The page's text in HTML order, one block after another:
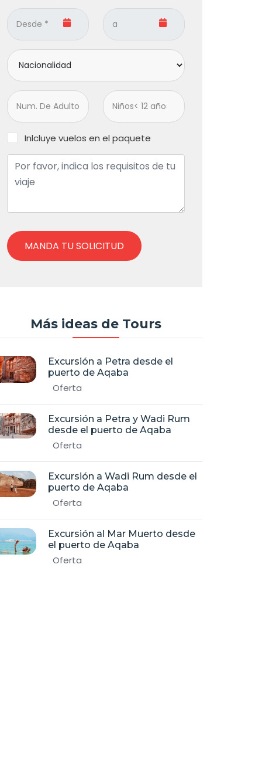
Inlcluye vuelos en el paquete
MANDA TU SOLICITUD
Más ideas de Tours
Excursión a Petra desde el
puerto de Aqaba
Oferta
Excursión a Petra y Wadi Rum
desde el puerto de Aqaba
Oferta
Excursión a Wadi Rum desde el
puerto de Aqaba
Oferta
Excursión al Mar Muerto desde
el puerto de Aqaba
Oferta